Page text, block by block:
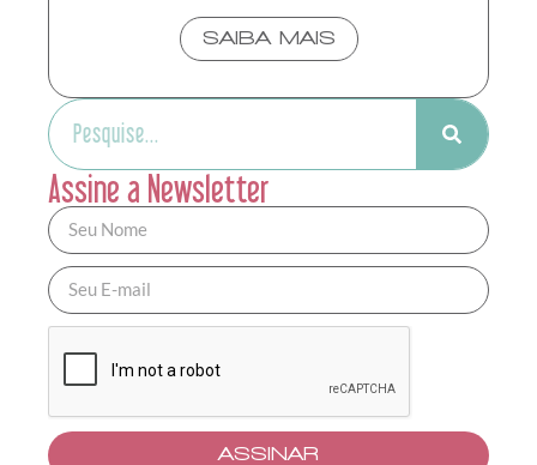
SAIBA MAIS
Assine a Newsletter
ASSINAR